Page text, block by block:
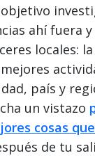
ahí fuera
locales:
país y
un vistazo
cosas
de tu